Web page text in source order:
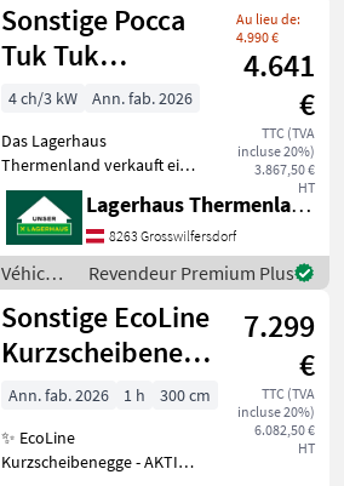
Sonstige Pocca
Tuk Tuk
Cambino
Au lieu de:
4.990 €
4.641
€
TTC (TVA
incluse 20%)
3.867,50 €
HT
4 ch/3 kW
Ann. fab. 2026
Das Lagerhaus
Thermenland verkauft ein
Vorführ Cambino Tuk Tuk
der Firma Pocca. Sicher dir
jetzt das Vorführ Tuk Tuk
um einen Hammer Preis
Nutzen Sie die Gele
Lagerhaus Thermenland
8263 Grosswilfersdorf
Véhicules
agricoles
à
moteur /
Sonstige
Revendeur Premium Plus
Sonstige EcoLine
Kurzscheibenegge
GLADIATOR 300
7.299
€
TTC (TVA
incluse 20%)
6.082,50 €
HT
Ann. fab. 2026 1 h
300 cm
✨ EcoLine
Kurzscheibenegge - AKTION